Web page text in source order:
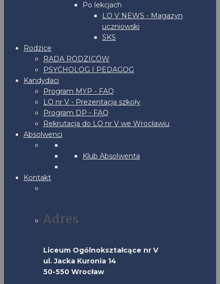
Po lekcjach
LO V NEWS - Magazyn
uczniowski
SKS
Rodzice
RADA RODZICÓW
PSYCHOLOG I PEDAGOG
Kandydaci
Program MYP - FAQ
LO nr V - Prezentacja szkoły
Program DP - FAQ
Rekrutacja do LO nr V we Wrocławiu
Absolwenci
Klub Absolwenta
Kontakt
Adres
Liceum Ogólnokształcące nr V
ul. Jacka Kuronia 14
50-550 Wrocław